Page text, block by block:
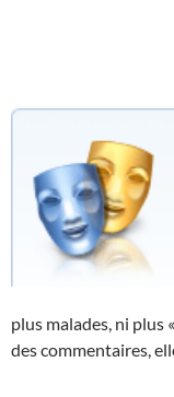
plus malades, ni plus
des commentaires,